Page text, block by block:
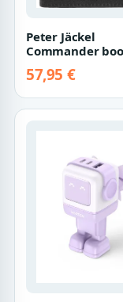
Peter Jäckel
Commander
13/14]
57,95 €